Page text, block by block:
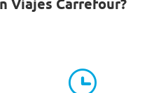
Viajes Carrefour?